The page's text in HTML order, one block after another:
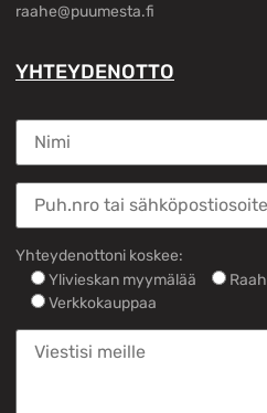
raahe@puumesta.fi
YHTEYDENOTTO
Yhteydenottoni koskee:
Ylivieskan myymälää
Verkkokauppaa